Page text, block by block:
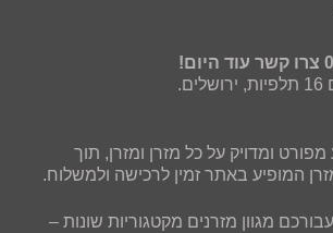
ומדויק על כל מזרן ומזרן, תוך
המופיע באתר זמין לרכישה ולמשלוח.
מגוון מזרנים מקטגוריות שונות –